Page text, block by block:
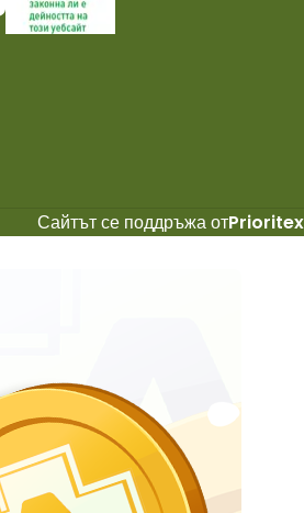
Сайтът се поддръжа отPrioritex